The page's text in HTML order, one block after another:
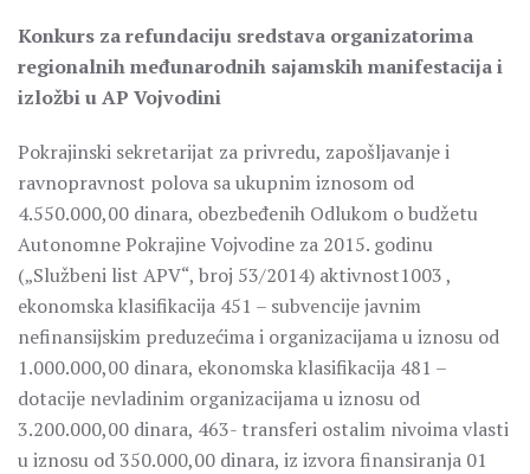
Konkurs za refundaciju sredstava organizatorima
regionalnih međunarodnih sajamskih manifestacija i
izložbi u AP Vojvodini
Pokrajinski sekretarijat za privredu, zapošljavanje i
ravnopravnost polova sa ukupnim iznosom od
4.550.000,00 dinara, obezbeđenih Odlukom o budžetu
Autonomne Pokrajine Vojvodine za 2015. godinu
(„Službeni list APV“, broj 53/2014) aktivnost1003 ,
ekonomska klasifikacija 451 – subvencije javnim
nefinansijskim preduzećima i organizacijama u iznosu od
1.000.000,00 dinara, ekonomska klasifikacija 481 –
dotacije nevladinim organizacijama u iznosu od
3.200.000,00 dinara, 463- transferi ostalim nivoima vlasti
u iznosu od 350.000,00 dinara, iz izvora finansiranja 01